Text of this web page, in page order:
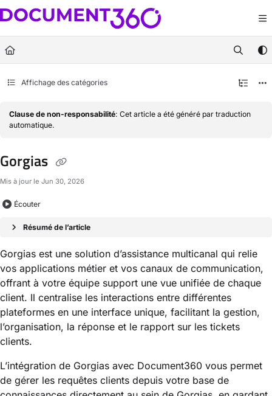
Documentation Index
Fetch the complete documentation index at:https://docs.document360.com/
Use this file to discover all available pages before exploring further.
Affichage des catégories
Clause de non-responsabilité: Cet article a été généré par traduction
automatique.
Gorgias
Mis à jour le Jun 30, 2026
Écouter
Résumé de l’article
Gorgias est une solution d’assistance multicanal qui relie
vos applications métier et vos canaux de communication,
offrant à votre équipe support une vue unifiée de chaque
client. Il centralise les interactions entre différentes
plateformes en une interface unique, facilitant la gestion,
l’organisation, la réponse et le rapport sur les tickets
clients.
L’intégration de Gorgias avec Document360 vous permet
de gérer les requêtes clients depuis votre base de